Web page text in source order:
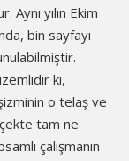
yılın Ekim
bin sayfayı
ki,
o telaş ve
tam ne
çalışmanın